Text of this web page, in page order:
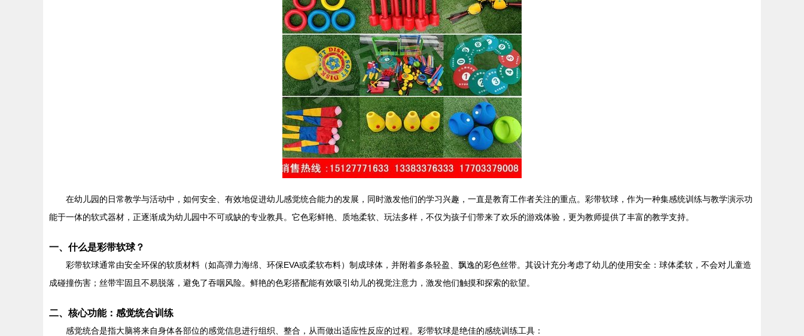
在幼儿园的日常教学与活动中，如何安全、有效地促进幼儿感觉统合能力的发展，同时激发他们的学习兴趣，一直是教育工作者关注的重点。彩带软球，作为一种集感统训练与教学演示功
能于一体的软式器材，正逐渐成为幼儿园中不可或缺的专业教具。它色彩鲜艳、质地柔软、玩法多样，不仅为孩子们带来了欢乐的游戏体验，更为教师提供了丰富的教学支持。
一、什么是彩带软球？
彩带软球通常由安全环保的软质材料（如高弹力海绵、环保EVA或柔软布料）制成球体，并附着多条轻盈、飘逸的彩色丝带。其设计充分考虑了幼儿的使用安全：球体柔软，不会对儿童造
成碰撞伤害；丝带牢固且不易脱落，避免了吞咽风险。鲜艳的色彩搭配能有效吸引幼儿的视觉注意力，激发他们触摸和探索的欲望。
二、核心功能：感觉统合训练
感觉统合是指大脑将来自身体各部位的感觉信息进行组织、整合，从而做出适应性反应的过程。彩带软球是绝佳的感统训练工具：